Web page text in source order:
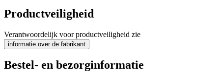
Productveiligheid
Verantwoordelijk voor productveiligheid zie
informatie over de fabrikant
Bestel- en bezorginformatie